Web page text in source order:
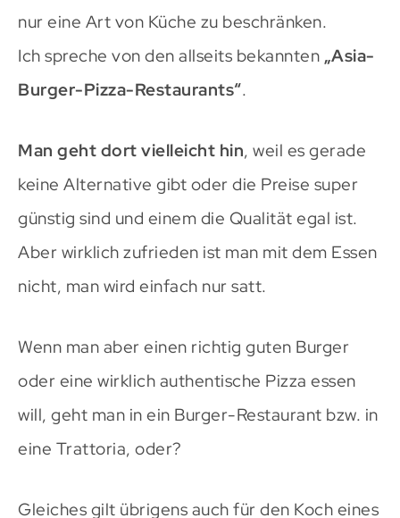
nur eine Art von Küche zu beschränken.
Ich spreche von den allseits bekannten „Asia-
Burger-Pizza-Restaurants“.
Man geht dort vielleicht hin, weil es gerade
keine Alternative gibt oder die Preise super
günstig sind und einem die Qualität egal ist.
Aber wirklich zufrieden ist man mit dem Essen
nicht, man wird einfach nur satt.
Wenn man aber einen richtig guten Burger
oder eine wirklich authentische Pizza essen
will, geht man in ein Burger-Restaurant bzw. in
eine Trattoria, oder?
Gleiches gilt übrigens auch für den Koch eines